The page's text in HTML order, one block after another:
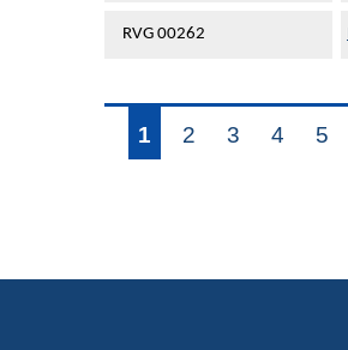
RVG 00262
1 2 3 4 5